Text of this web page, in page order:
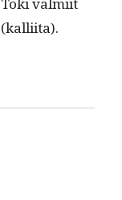
valmi­it